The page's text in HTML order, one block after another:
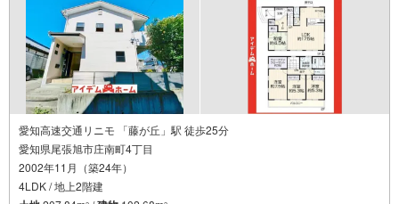
愛知高速交通リニモ 「藤が丘」駅 徒歩25分
愛知県尾張旭市庄南町4丁目
2002年11月（築24年）
4LDK / 地上2階建